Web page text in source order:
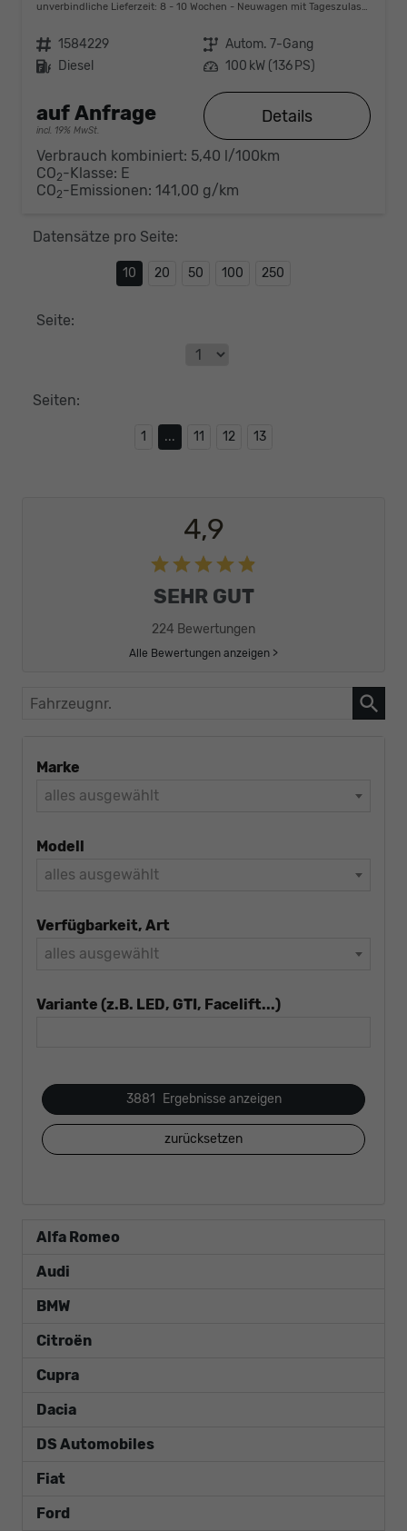
unverbindliche Lieferzeit: 8 - 10 Wochen Neuwagen mit Tageszulassung
Fahrzeugnr. 1584229 Getriebe Autom. 7-Gang
Kraftstoff Diesel Leistung 100 kW (136 PS)
auf Anfrage
incl. 19% MwSt.
Details
Verbrauch kombiniert: 5,40 l/100km
CO2-Klasse: E
CO2-Emissionen: 141,00 g/km
Datensätze pro Seite:
10 20 50 100 250
Seite:
Seiten:
1 ... 11 12 13
4,9
SEHR GUT
224 Bewertungen
Alle Bewertungen anzeigen >
Fahrzeugnr.
Marke
alles ausgewählt
Modell
alles ausgewählt
Verfügbarkeit, Art
alles ausgewählt
Variante (z.B. LED, GTI, Facelift...)
3881 Ergebnisse anzeigen
zurücksetzen
Alfa Romeo
Audi
BMW
Citroën
Cupra
Dacia
DS Automobiles
Fiat
Ford